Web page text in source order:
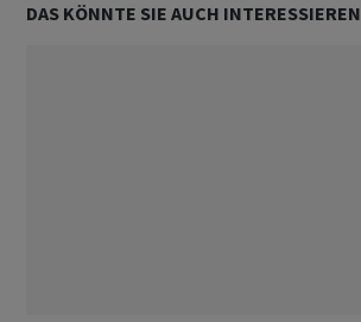
DAS KÖNNTE SIE AUCH INTERESSIEREN